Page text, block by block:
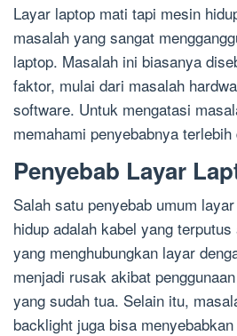
Layar laptop mati tapi mesin
masalah yang sangat
laptop. Masalah ini biasanya
faktor, mulai dari masalah
software. Untuk mengatasi
memahami penyebabnya terlebih
Penyebab Layar
Salah satu penyebab umum
hidup adalah kabel yang
yang menghubungkan layar
menjadi rusak akibat
yang sudah tua. Selain itu,
backlight juga bisa